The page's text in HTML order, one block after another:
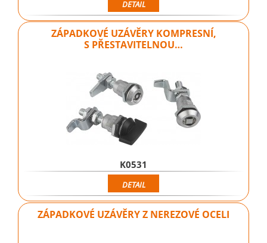
DETAIL
ZÁPADKOVÉ UZÁVĚRY KOMPRESNÍ,
S PŘESTAVITELNOU…
K0531
DETAIL
ZÁPADKOVÉ UZÁVĚRY Z NEREZOVÉ OCELI